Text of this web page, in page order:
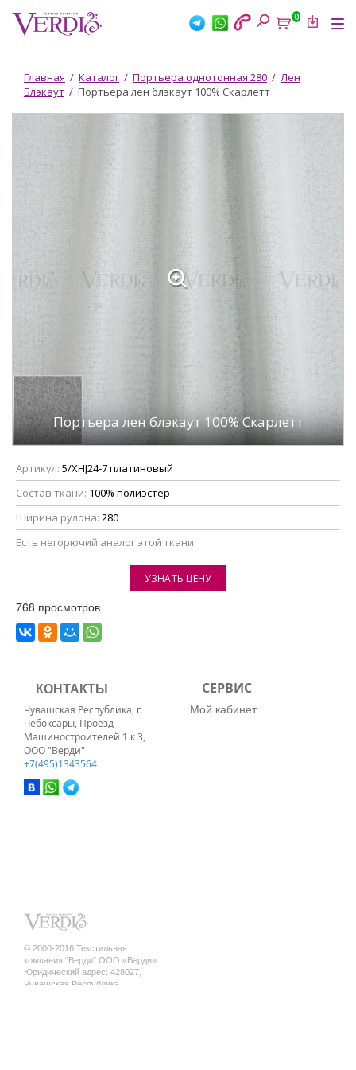
основному
0
Вы
здесь
Главная / Каталог / Портьера однотонная 280 / Лен
Блэкаут / Портьера лен блэкаут 100% Скарлетт
Портьера лен блэкаут 100% Скарлетт
Артикул: 5/XHJ24-7 платиновый
Состав ткани: 100% полиэстер
Ширина рулона: 280
Eсть негорючий аналог этой ткани
УЗНАТЬ ЦЕНУ
768 просмотров
КОНТАКТЫ
Чувашская Республика, г.
Чебоксары, Проезд
Машиностроителей 1 к 3,
ООО "Верди"
+7(495)1343564
СЕРВИС
Мой кабинет
© 2000-2016 Текстильная
компания “Верди” ООО «Верди»
Юридический адрес: 428027,
Чувашская Республика,